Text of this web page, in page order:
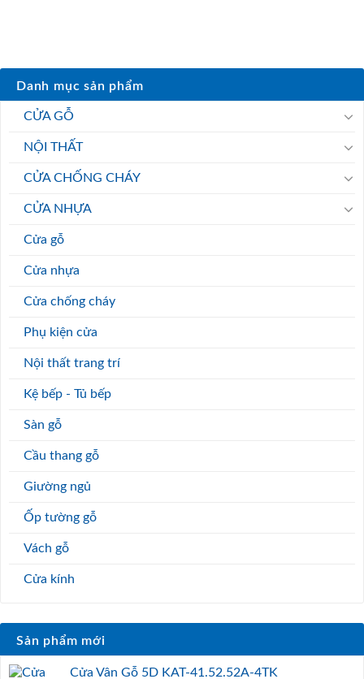
Danh mục sản phẩm
CỬA GỖ
NỘI THẤT
CỬA CHỐNG CHÁY
CỬA NHỰA
Cửa gỗ
Cửa nhựa
Cửa chống cháy
Phụ kiện cửa
Nội thất trang trí
Kệ bếp - Tủ bếp
Sàn gỗ
Cầu thang gỗ
Giường ngủ
Ốp tường gỗ
Vách gỗ
Cửa kính
Sản phẩm mới
Cửa Vân Gỗ 5D KAT-41.52.52A-4TK